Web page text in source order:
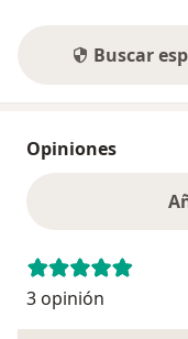
Buscar
Opiniones
3 opinión